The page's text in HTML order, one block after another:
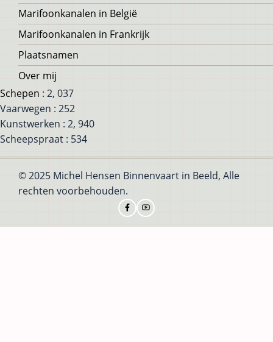
Marifoonkanalen in België
Marifoonkanalen in Frankrijk
Plaatsnamen
Over mij
Schepen : 2, 037
Vaarwegen : 252
Kunstwerken : 2, 940
Scheepspraat : 534
© 2025 Michel Hensen Binnenvaart in Beeld, Alle
rechten voorbehouden.